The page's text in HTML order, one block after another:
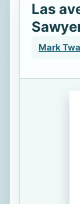
Las
Mark